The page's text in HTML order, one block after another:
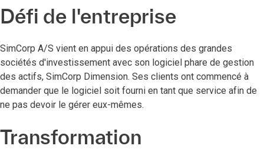
Défi de l'entreprise
SimCorp A/S vient en appui des opérations des grandes
sociétés d'investissement avec son logiciel phare de gestion
des actifs, SimCorp Dimension. Ses clients ont commencé à
demander que le logiciel soit fourni en tant que service afin de
ne pas devoir le gérer eux-mêmes.
Transformation